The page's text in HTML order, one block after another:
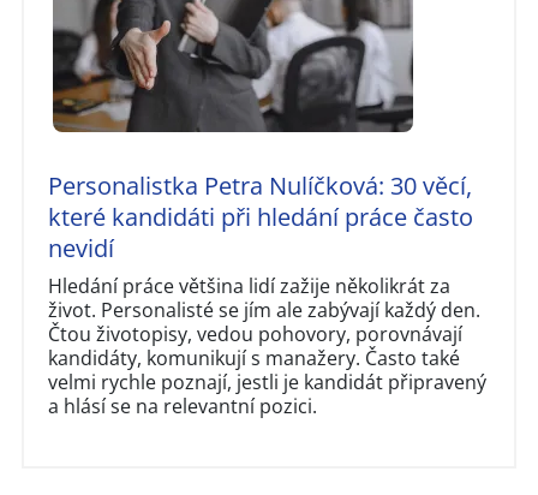
Personalistka Petra Nulíčková: 30 věcí,
které kandidáti při hledání práce často
nevidí
Hledání práce většina lidí zažije několikrát za
život. Personalisté se jím ale zabývají každý den.
Čtou životopisy, vedou pohovory, porovnávají
kandidáty, komunikují s manažery. Často také
velmi rychle poznají, jestli je kandidát připravený
a hlásí se na relevantní pozici.